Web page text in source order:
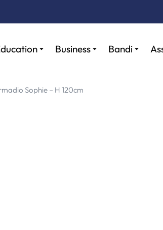
Business Bandi
Sophie – H 120cm